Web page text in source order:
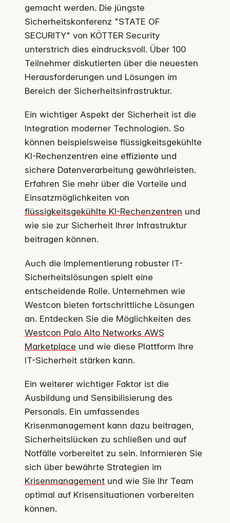
gemacht werden. Die jüngste
Sicherheitskonferenz "STATE OF
SECURITY" von KÖTTER Security
unterstrich dies eindrucksvoll. Über 100
Teilnehmer diskutierten über die neuesten
Herausforderungen und Lösungen im
Bereich der Sicherheitsinfrastruktur.
Ein wichtiger Aspekt der Sicherheit ist die
Integration moderner Technologien. So
können beispielsweise flüssigkeitsgekühlte
KI-Rechenzentren eine effiziente und
sichere Datenverarbeitung gewährleisten.
Erfahren Sie mehr über die Vorteile und
Einsatzmöglichkeiten von
flüssigkeitsgekühlte KI-Rechenzentren und
wie sie zur Sicherheit Ihrer Infrastruktur
beitragen können.
Auch die Implementierung robuster IT-
Sicherheitslösungen spielt eine
entscheidende Rolle. Unternehmen wie
Westcon bieten fortschrittliche Lösungen
an. Entdecken Sie die Möglichkeiten des
Westcon Palo Alto Networks AWS
Marketplace und wie diese Plattform Ihre
IT-Sicherheit stärken kann.
Ein weiterer wichtiger Faktor ist die
Ausbildung und Sensibilisierung des
Personals. Ein umfassendes
Krisenmanagement kann dazu beitragen,
Sicherheitslücken zu schließen und auf
Notfälle vorbereitet zu sein. Informieren Sie
sich über bewährte Strategien im
Krisenmanagement und wie Sie Ihr Team
optimal auf Krisensituationen vorbereiten
können.